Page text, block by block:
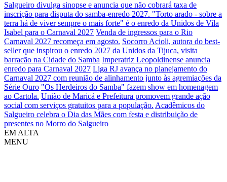
Salgueiro divulga sinopse e anuncia que não cobrará taxa de
inscrição para disputa do samba-enredo 2027. "Torto arado - sobre a
terra há de viver sempre o mais forte" é o enredo da Unidos de Vila
Isabel para o Carnaval 2027 Venda de ingressos para o Rio
Carnaval 2027 recomeça em agosto. Socorro Acioli, autora do best-
seller que inspirou o enredo 2027 da Unidos da Tijuca, visita
barracão na Cidade do Samba Imperatriz Leopoldinense anuncia
enredo para Carnaval 2027 Liga RJ avança no planejamento do
Carnaval 2027 com reunião de alinhamento junto às agremiações da
Série Ouro "Os Herdeiros do Samba" fazem show em homenagem
ao Cartola. União de Maricá e Prefeitura promovem grande ação
social com serviços gratuitos para a população. Acadêmicos do
Salgueiro celebra o Dia das Mães com festa e distribuição de
presentes no Morro do Salgueiro
EM ALTA
MENU